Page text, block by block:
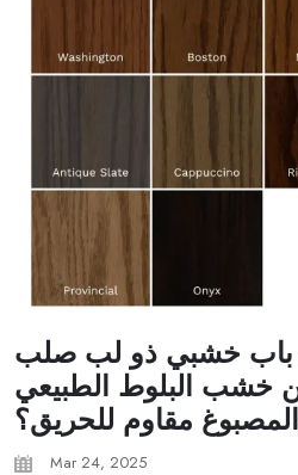
باب خشبي ذو لب صلب
خشب البلوط الطبيعي
مقاوم للحريق؟
Mar 24, 2025